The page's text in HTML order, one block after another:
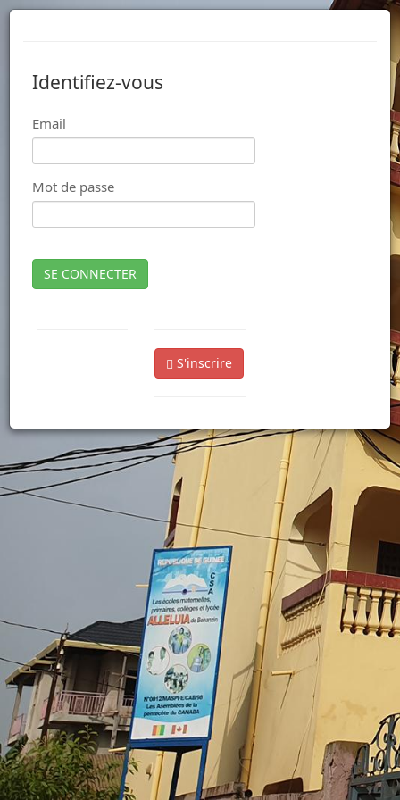
Identifiez-vous
Email
Mot de passe
SE CONNECTER
S'inscrire